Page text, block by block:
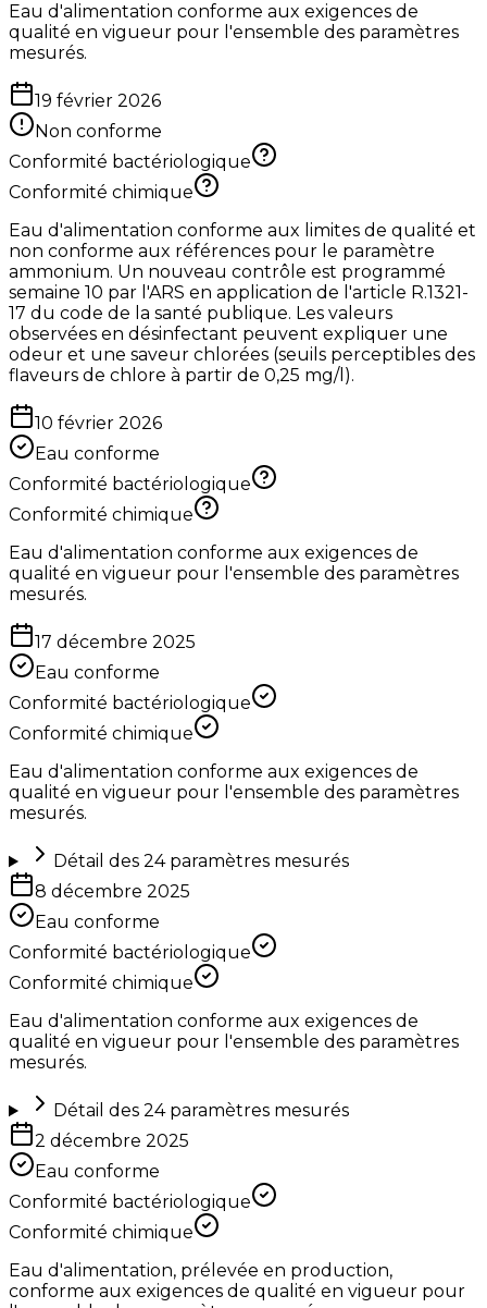
Eau d'alimentation conforme aux exigences de
qualité en vigueur pour l'ensemble des paramètres
mesurés.
19 février 2026
Non conforme
Conformité bactériologique
Conformité chimique
Eau d'alimentation conforme aux limites de qualité et
non conforme aux références pour le paramètre
ammonium. Un nouveau contrôle est programmé
semaine 10 par l'ARS en application de l'article R.1321-
17 du code de la santé publique. Les valeurs
observées en désinfectant peuvent expliquer une
odeur et une saveur chlorées (seuils perceptibles des
flaveurs de chlore à partir de 0,25 mg/l).
10 février 2026
Eau conforme
Conformité bactériologique
Conformité chimique
Eau d'alimentation conforme aux exigences de
qualité en vigueur pour l'ensemble des paramètres
mesurés.
17 décembre 2025
Eau conforme
Conformité bactériologique
Conformité chimique
Eau d'alimentation conforme aux exigences de
qualité en vigueur pour l'ensemble des paramètres
mesurés.
Détail des 24paramètres mesurés
8 décembre 2025
Eau conforme
Conformité bactériologique
Conformité chimique
Eau d'alimentation conforme aux exigences de
qualité en vigueur pour l'ensemble des paramètres
mesurés.
Détail des 24paramètres mesurés
2 décembre 2025
Eau conforme
Conformité bactériologique
Conformité chimique
Eau d'alimentation, prélevée en production,
conforme aux exigences de qualité en vigueur pour